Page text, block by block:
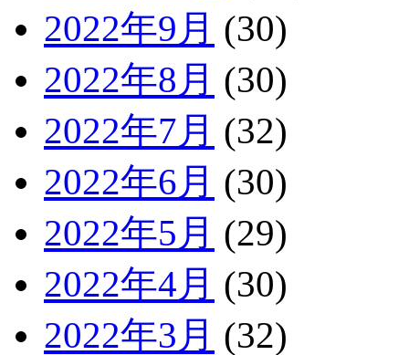
2022年9月 (30)
2022年8月 (30)
2022年7月 (32)
2022年6月 (30)
2022年5月 (29)
2022年4月 (30)
2022年3月 (32)